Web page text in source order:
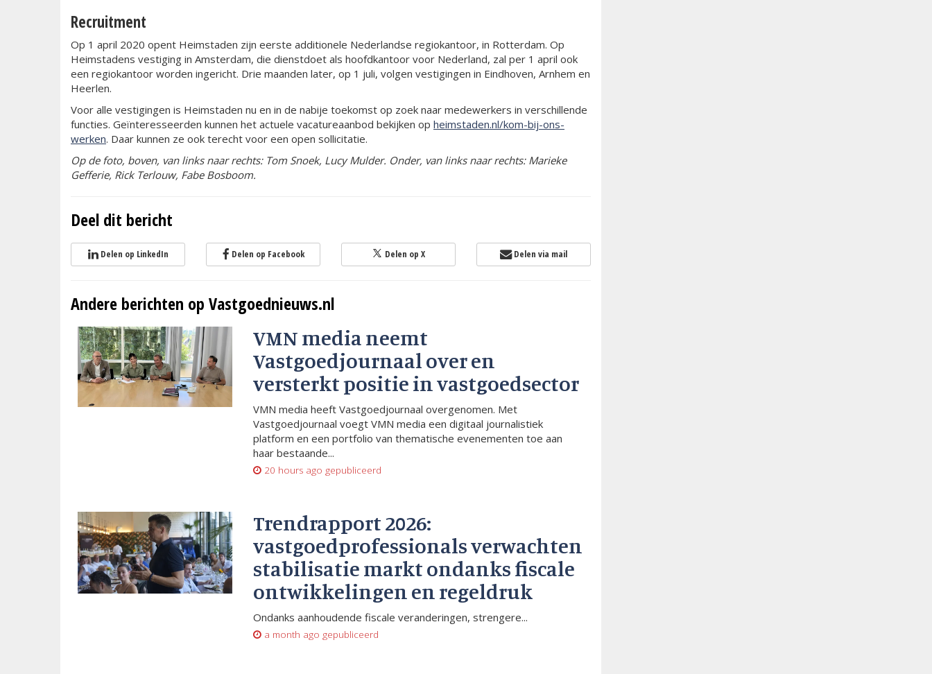
Recruitment
Op 1 april 2020 opent Heimstaden zijn eerste additionele Nederlandse regiokantoor, in Rotterdam. Op
Heimstadens vestiging in Amsterdam, die dienstdoet als hoofdkantoor voor Nederland, zal per 1 april ook
een regiokantoor worden ingericht. Drie maanden later, op 1 juli, volgen vestigingen in Eindhoven, Arnhem en
Heerlen.
Voor alle vestigingen is Heimstaden nu en in de nabije toekomst op zoek naar medewerkers in verschillende
functies. Geïnteresseerden kunnen het actuele vacatureaanbod bekijken op heimstaden.nl/kom-bij-ons-
werken. Daar kunnen ze ook terecht voor een open sollicitatie.
Op de foto, boven, van links naar rechts: Tom Snoek, Lucy Mulder. Onder, van links naar rechts: Marieke
Gefferie, Rick Terlouw, Fabe Bosboom.
Deel dit bericht
Delen op LinkedIn Delen op Facebook Delen op X Delen via mail
Andere berichten op Vastgoednieuws.nl
VMN media neemt
Vastgoedjournaal over en
versterkt positie in vastgoedsector
VMN media heeft Vastgoedjournaal overgenomen. Met
Vastgoedjournaal voegt VMN media een digitaal journalistiek
platform en een portfolio van thematische evenementen toe aan
haar bestaande...
20 hours ago gepubliceerd
Trendrapport 2026:
vastgoedprofessionals verwachten
stabilisatie markt ondanks fiscale
ontwikkelingen en regeldruk
Ondanks aanhoudende fiscale veranderingen, strengere...
a month ago gepubliceerd